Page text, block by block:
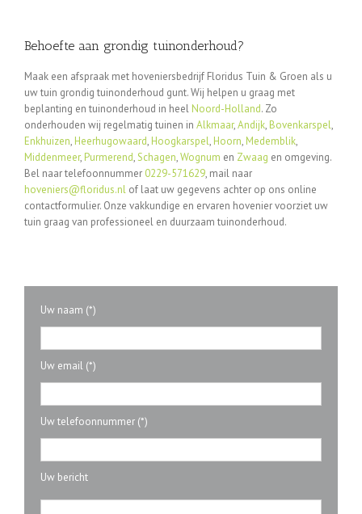
Behoefte aan grondig tuinonderhoud?
Maak een afspraak met hoveniersbedrijf Floridus Tuin & Groen als u
uw tuin grondig tuinonderhoud gunt. Wij helpen u graag met
beplanting en tuinonderhoud in heel Noord-Holland. Zo
onderhouden wij regelmatig tuinen in Alkmaar,Andijk, Bovenkarspel,
Enkhuizen, Heerhugowaard, Hoogkarspel, Hoorn, Medemblik,
Middenmeer, Purmerend,Schagen,Wognum en Zwaag en omgeving.
Bel naar telefoonnummer 0229-571629, mail naar
hoveniers@floridus.nl of laat uw gegevens achter op ons online
contactformulier. Onze vakkundige en ervaren hovenier voorziet uw
tuin graag van professioneel en duurzaam tuinonderhoud.
Uw naam (*)
Uw email (*)
Uw telefoonnummer (*)
Uw bericht